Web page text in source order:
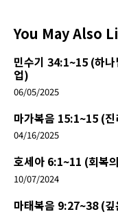
You May Also
민수기 34:1~15 (하나
업)
06/05/2025
마가복음 15:1~15 (
04/16/2025
호세아 6:1~11 (회복
10/07/2024
마태복음 9:27~38 (